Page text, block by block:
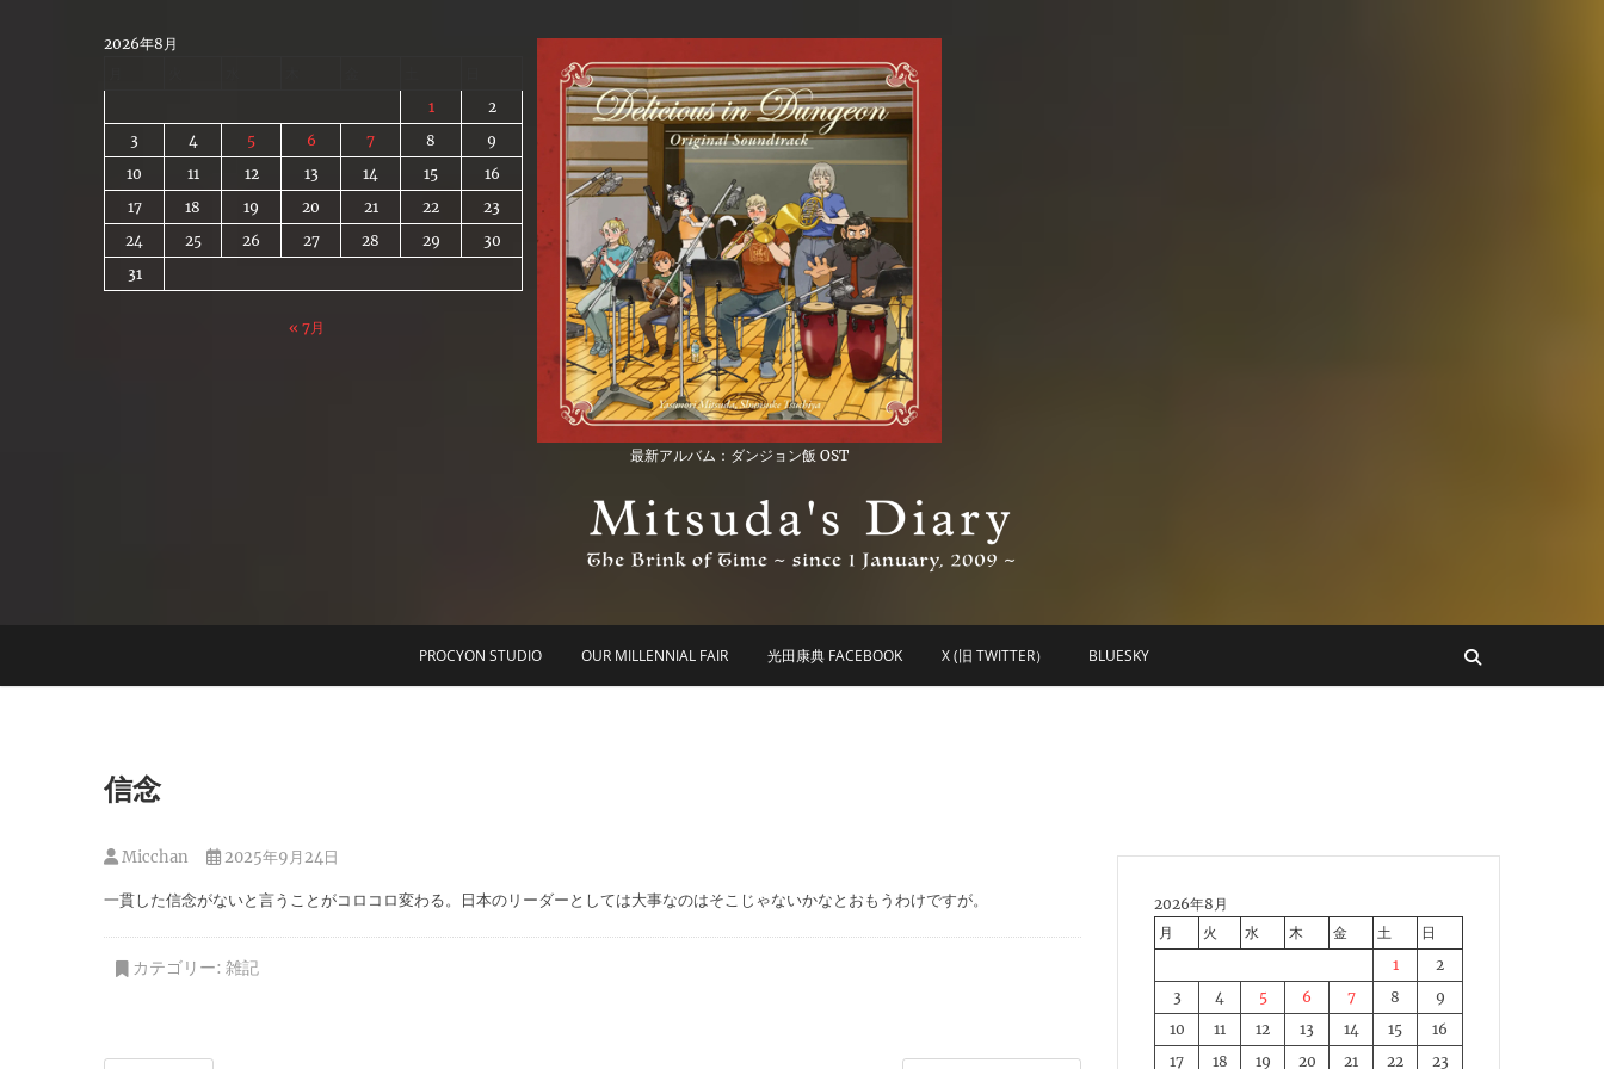
2026年8月
1
2
3
4 5 6 7 8
9
10
11 12 13 14 15
16
17
18 19 20 21 22
23
24
25 26 27 28 29
30
31
« 7月
最新アルバム：ダンジョン飯 OST
Mitsuda's Diary
PROCYON STUDIO OUR MILLENNIAL FAIR 光田康典 FACEBOOK X (旧 TWITTER） BLUESKY
信念
Micchan 2025年9月24日
一貫した信念がないと言うことがコロコロ変わる。日本のリーダーとしては大事なのはそこじゃないかなとおもうわけですが。
カテゴリー: 雑記
2026年8月
月
火 水 木 金 土
日
1
2
3
4 5 6 7 8
9
10
11 12 13 14 15
16
17
18 19 20 21 22
23